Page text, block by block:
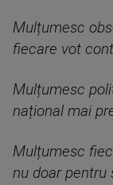
Mulțumesc
fiecare vot
Mulțumesc
național mai
Mulțumesc
nu doar pentru